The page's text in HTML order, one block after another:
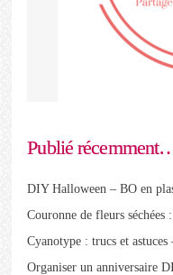
Publié
DIY Halloween – BO en
Couronne de fleurs séchées
Cyanotype : trucs et
Organiser un anniversaire